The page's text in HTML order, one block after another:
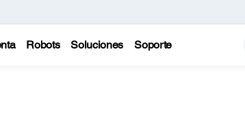
Robots Soluciones Soporte